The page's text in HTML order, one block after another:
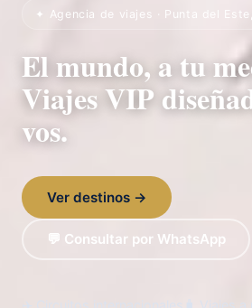
✦ Agencia de viajes · Punta del
El mundo, a tu
Viajes VIP
vos.
Ver destinos →
💬 Consultar por WhatsApp